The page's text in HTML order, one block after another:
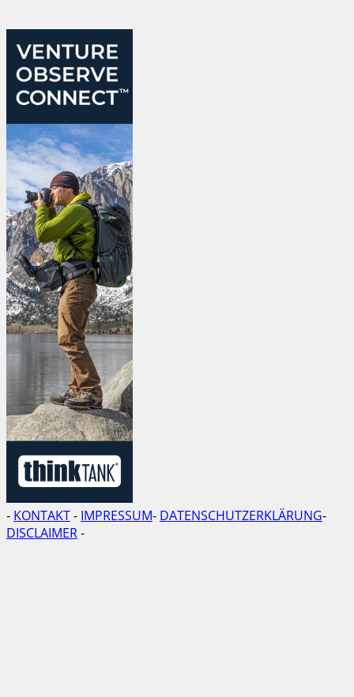
- KONTAKT- IMPRESSUM- DATENSCHUTZERKLÄRUNG-
DISCLAIMER-